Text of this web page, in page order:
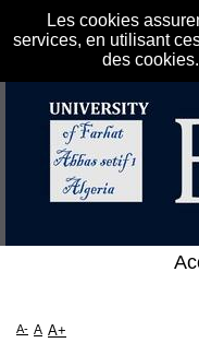
Les cookies
services, en utilisant
des cookies.
لمكتبة كلية
A- A A+